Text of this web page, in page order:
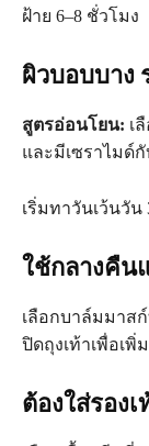
ฝ้าย 6–8 ชั่วโมง
ผิวบอบบาง
สูตรอ่อนโยน: เ
และมีเซราไมด์กั
เริ่มทาวันเว้นวัน
ใช้กลางคืน
เลือกบาล์มมาส
ปิดถุงเท้าเพื่อเพิ่
ต้องใส่รอง